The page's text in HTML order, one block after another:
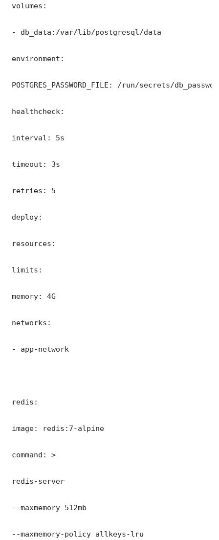
volumes:
- db_data:/var/lib/postgresql/data
environment:
POSTGRES_PASSWORD_FILE: /run/secrets/
healthcheck:
interval: 5s
timeout: 3s
retries: 5
deploy:
resources:
limits:
memory: 4G
networks:
- app-network
redis:
image: redis:7-alpine
command: >
redis-server
--maxmemory 512mb
--maxmemory-policy allkeys-lru